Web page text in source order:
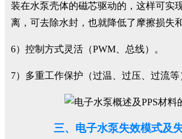
装在水泵壳体的磁芯驱动的，这样可实
离，可去除水封，也就降低了摩擦损失
6）控制方式灵活（PWM、总线）。
7）多重工作保护（过温、过压、过流等
三、电子水泵失效模式及